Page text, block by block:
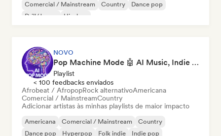
Comercial / Mainstream
Country
Dance pop
Drill/Jersey
Hip-hop
NOVO
Pop Machine Mode 🤖 AI Music, Indie Pop & Dream Pop
Playlist
< 100 feedbacks enviados
Afrobeat / AfropopRock alternativoAmericana
Comercial / MainstreamCountry
Adicionar artistas às minhas playlists de maior impacto
Americana Comercial / Mainstream
Country
Dance pop
Hyperpop Folk indie Indie pop